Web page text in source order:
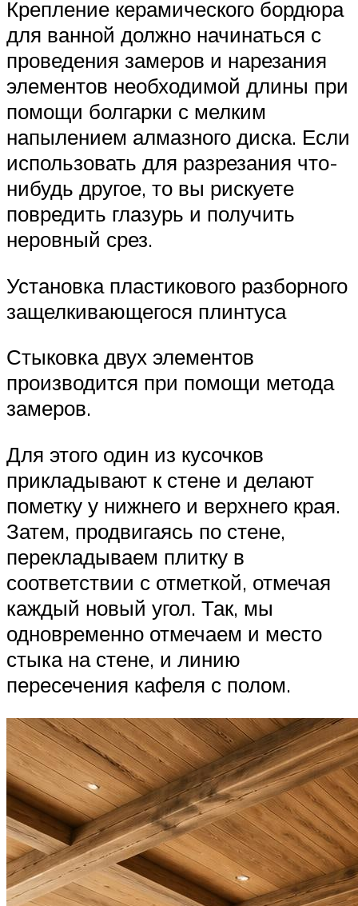
Крепление керамического бордюра
для ванной должно начинаться с
проведения замеров и нарезания
элементов необходимой длины при
помощи болгарки с мелким
напылением алмазного диска. Если
использовать для разрезания что-
нибудь другое, то вы рискуете
повредить глазурь и получить
неровный срез.
Установка пластикового разборного
защелкивающегося плинтуса
Стыковка двух элементов
производится при помощи метода
замеров.
Для этого один из кусочков
прикладывают к стене и делают
пометку у нижнего и верхнего края.
Затем, продвигаясь по стене,
перекладываем плитку в
соответствии с отметкой, отмечая
каждый новый угол. Так, мы
одновременно отмечаем и место
стыка на стене, и линию
пересечения кафеля с полом.